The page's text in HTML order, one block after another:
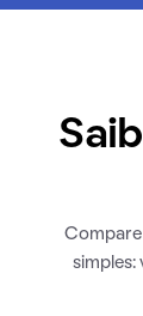
simples: